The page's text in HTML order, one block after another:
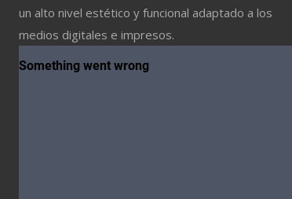
un alto nivel estético y funcional adaptado a los
medios digitales e impresos.